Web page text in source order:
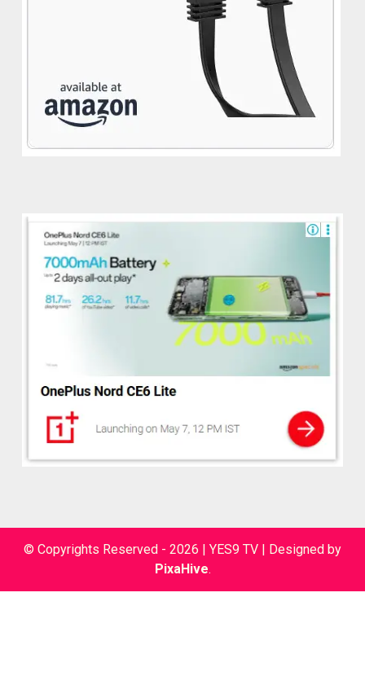
© Copyrights Reserved - 2026 | YES9 TV
Designed by
PixaHive.